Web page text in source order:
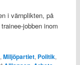
i värnplikten, på
jobben inom
, Miljöpartiet, Politik,